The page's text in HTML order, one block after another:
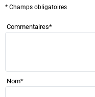
* Champs obligatoires
Commentaires*
Nom*